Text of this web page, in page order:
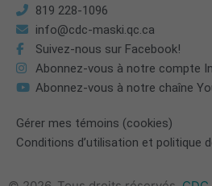
819 228-1096
info@cdc-maski.qc.ca
Suivez-nous sur Facebook!
Abonnez-vous à notre compte
Abonnez-vous à notre chaîne
Gérer mes témoins (cookies)
Conditions d’utilisation et politique